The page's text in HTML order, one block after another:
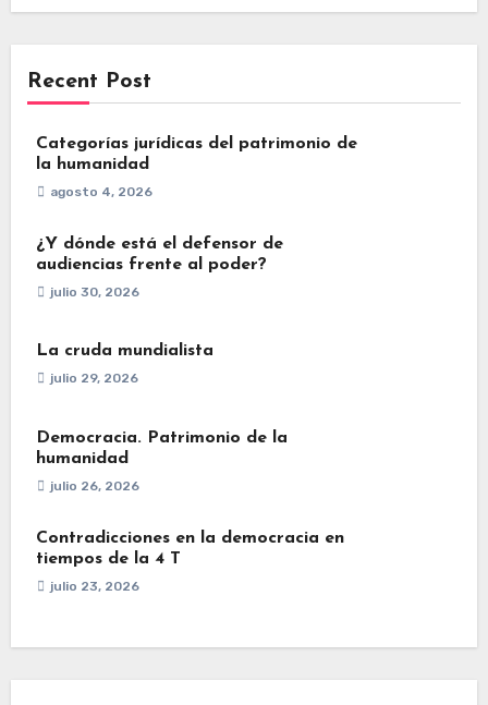
Recent Post
Categorías jurídicas del patrimonio de
la humanidad
agosto 4, 2026
¿Y dónde está el defensor de
audiencias frente al poder?
julio 30, 2026
La cruda mundialista
julio 29, 2026
Democracia. Patrimonio de la
humanidad
julio 26, 2026
Contradicciones en la democracia en
tiempos de la 4 T
julio 23, 2026